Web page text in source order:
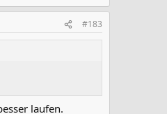
#183
laufen.